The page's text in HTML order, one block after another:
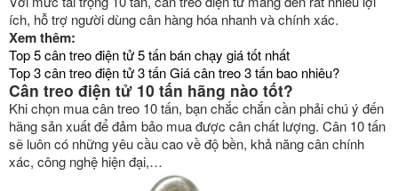
ích, hỗ trợ người dùng cân hàng hóa nhanh và chính xác.
Xem thêm:
Top 5 cân treo điện tử 5 tấn bán chạy giá tốt nhất
Top 3 cân treo điện tử 3 tấn Giá cân treo 3 tấn bao nhiêu?
Cân treo điện tử 10 tấn hãng nào tốt?
Khi chọn mua cân treo 10 tấn, bạn chắc chắn cần phải chú ý đến
hãng sản xuất để đảm bảo mua được cân chất lượng. Cân 10 tấn
sẽ luôn có những yêu cầu cao về độ bền, khả năng cân chính
xác, công nghệ hiện đại,…